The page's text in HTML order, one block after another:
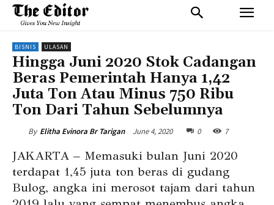
BISNIS ULASAN
Hingga Juni 2020 Stok Cadangan
Beras Pemerintah Hanya 1,42
Juta Ton Atau Minus 750 Ribu
Ton Dari Tahun Sebelumnya
By Elitha Evinora Br Tarigan June 4, 2020 0 7
JAKARTA – Memasuki bulan Juni 2020
terdapat 1,45 juta ton beras di gudang
Bulog, angka ini merosot tajam dari tahun